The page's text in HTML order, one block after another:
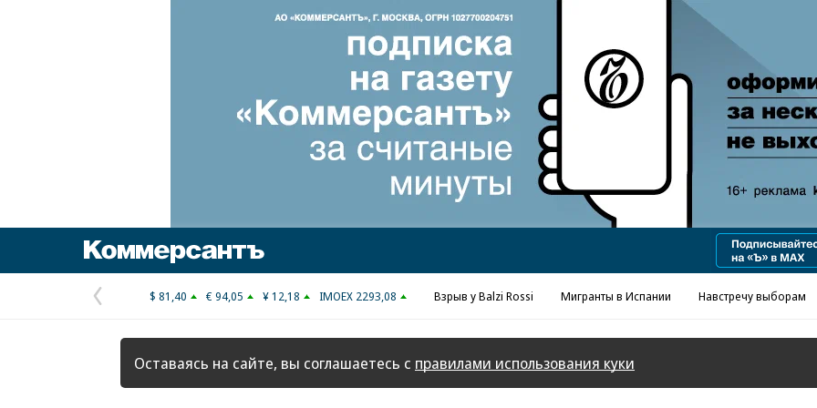
Предыдущая
страница
$ 81,40 € 94,05 ¥ 12,18 IMOEX 2293,08 Взрыв у Balzi Rossi Мигранты в Испании Навстречу выборам
Оставаясь на сайте, вы соглашаетесь с правилами использования куки